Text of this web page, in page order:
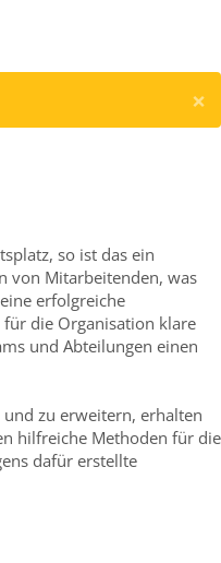
×
so ist das ein
von Mitarbeitenden, was
erfolgreiche
die Organisation klare
und Abteilungen einen
zu erweitern, erhalten
hilfreiche Methoden für die
dafür erstellte